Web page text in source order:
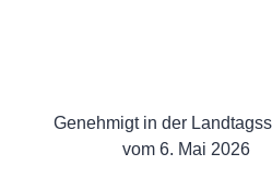
Genehmigt in der
vom 6. Mai 2026